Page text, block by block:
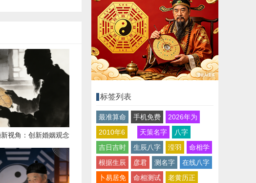
新视角：创新婚姻观念
标签列表
最准算命 手机免费
2026年为
2010年6
天策名字
八字
吉日吉时
生辰八字 滢羽
命相学
根据生辰
彦君 测名字
在线八字
卜易居免
命相测试
老黄历正